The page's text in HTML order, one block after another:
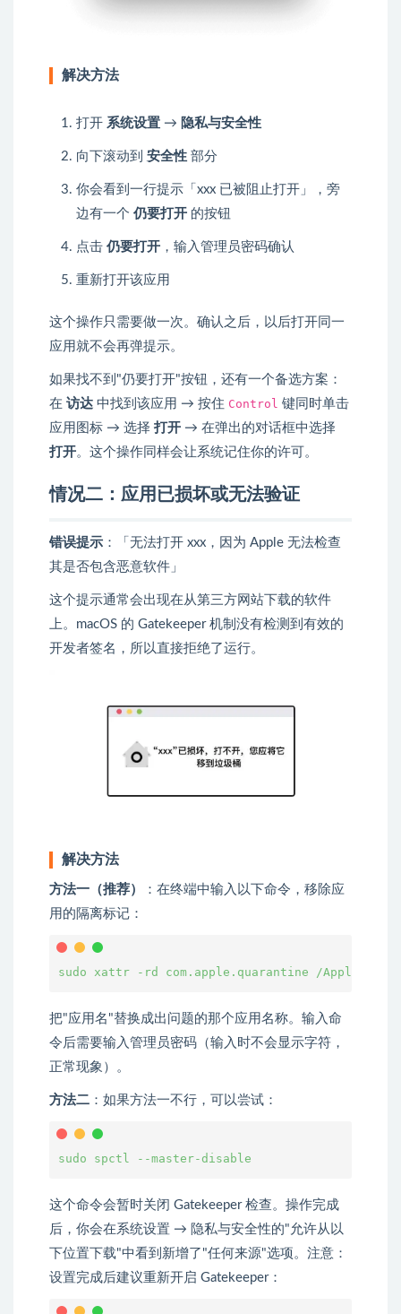
解决方法
打开 系统设置 → 隐私与安全性
向下滚动到 安全性 部分
你会看到一行提示「xxx 已被阻止打开」，旁
边有一个 仍要打开 的按钮
点击 仍要打开 ，输入管理员密码确认
重新打开该应用
这个操作只需要做一次。确认之后，以后打开同一
应用就不会再弹提示。
如果找不到"仍要打开"按钮，还有一个备选方案：
在 访达 中找到该应用 → 按住 Control 键同时单击
应用图标 → 选择 打开 → 在弹出的对话框中选择
打开。这个操作同样会让系统记住你的许可。
情况二：应用已损坏或无法验证
错误提示 ：「无法打开 xxx，因为 Apple 无法检查
其是否包含恶意软件」
这个提示通常会出现在从第三方网站下载的软件
上。macOS 的 Gatekeeper 机制没有检测到有效的
开发者签名，所以直接拒绝了运行。
解决方法
方法一（推荐）
：在终端中输入以下命令，移除应
用的隔离标记：
sudo xattr -rd com.apple.quarantine /
把"应用名"替换成出问题的那个应用名称。输入命
令后需要输入管理员密码（输入时不会显示字符，
正常现象）。
方法二 ：如果方法一不行，可以尝试：
sudo spctl --master-disable
这个命令会暂时关闭 Gatekeeper 检查。操作完成
后，你会在系统设置 → 隐私与安全性的"允许从以
下位置下载"中看到新增了"任何来源"选项。注意：
设置完成后建议重新开启 Gatekeeper：